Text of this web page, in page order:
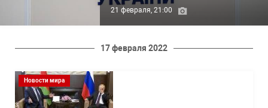
21 февраля, 21:00
17 февраля 2022
Новости мира